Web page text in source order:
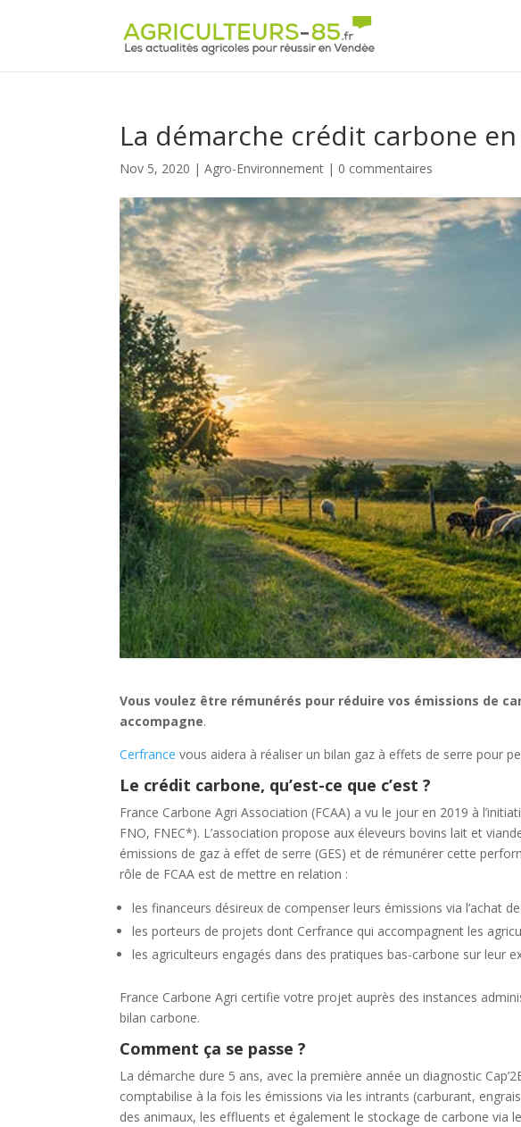
La démarche crédit carbone en
Nov 5, 2020 |Agro-Environnement | 0 commentaires
Vous voulez être rémunérés pour réduire vos émissions de
accompagne.
Cerfrance vous aidera à réaliser un bilan gaz à effets de serre pour
Le crédit carbone, qu’est-ce que c’est ?
France Carbone Agri Association (FCAA) a vu le jour en 2019 à
FNO, FNEC*). L’association propose aux éleveurs bovins lait et
émissions de gaz à effet de serre (GES) et de rémunérer cette
rôle de FCAA est de mettre en relation :
les financeurs désireux de compenser leurs émissions via l’achat
les porteurs de projets dont Cerfrance qui accompagnent les
les agriculteurs engagés dans des pratiques bas-carbone sur leur
France Carbone Agri certifie votre projet auprès des instances
bilan carbone.
Comment ça se passe ?
La démarche dure 5 ans, avec la première année un diagnostic
comptabilise à la fois les émissions via les intrants (carburant,
des animaux, les effluents et également le stockage de carbone via